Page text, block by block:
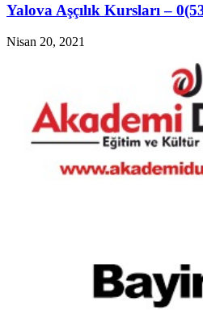
Yalova Aşçılık Kursları –
Nisan 20, 2021